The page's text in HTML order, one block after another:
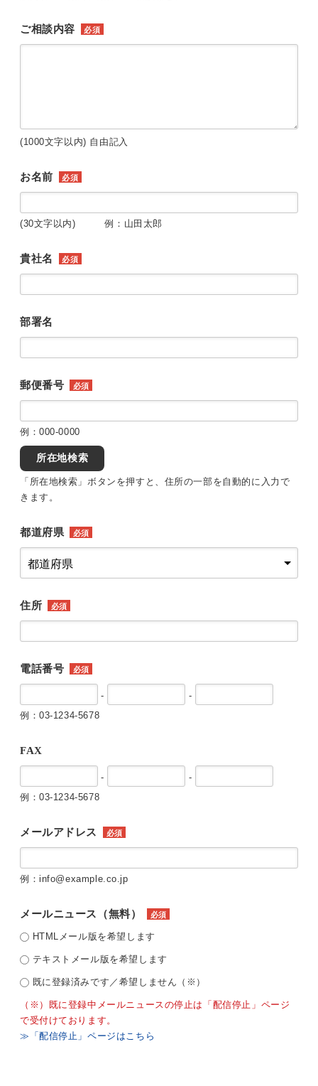
ご相談内容 必須
(1000文字以内) 自由記入
お名前 必須
(30文字以内) 例：山田太郎
貴社名 必須
部署名
郵便番号 必須
例：000-0000
所在地検索
「所在地検索」ボタンを押すと、住所の一部を自動的に入力で
きます。
都道府県 必須
住所 必須
電話番号 必須
-
-
例：03-1234-5678
FAX
-
-
例：03-1234-5678
メールアドレス 必須
例：info@example.co.jp
メールニュース（無料） 必須
HTMLメール版を希望します
テキストメール版を希望します
既に登録済みです／希望しません（※）
（※）既に登録中メールニュースの停止は「配信停止」ページ
で受付けております。
≫「配信停止」ページはこちら